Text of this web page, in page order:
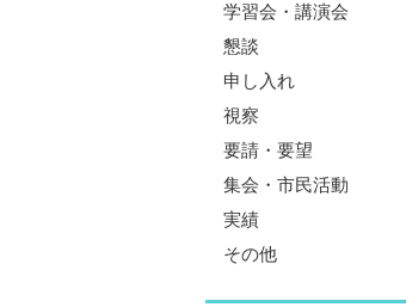
学習会・講演会
懇談
申し入れ
視察
要請・要望
集会・市民活動
実績
その他